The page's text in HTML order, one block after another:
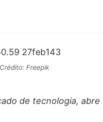
Crédito: Freepik
de tecnologia,